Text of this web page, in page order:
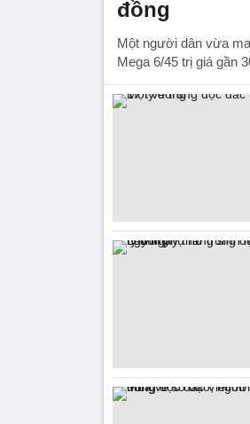
đồng
Một người dân vừa
Mega 6/45 trị giá gần